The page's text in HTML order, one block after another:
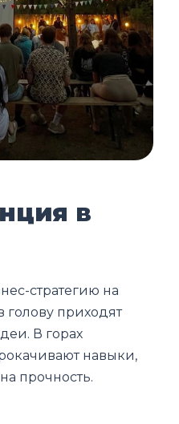
в
стратегию на
приходят
В горах
навыки,
прочность.